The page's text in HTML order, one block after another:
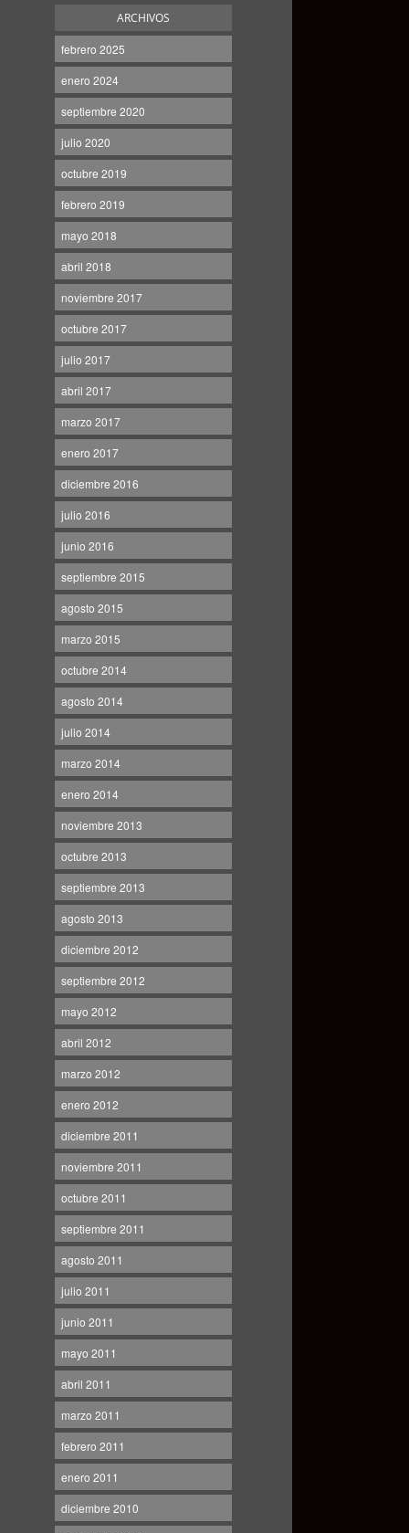
ARCHIVOS
febrero 2025
enero 2024
septiembre 2020
julio 2020
octubre 2019
febrero 2019
mayo 2018
abril 2018
noviembre 2017
octubre 2017
julio 2017
abril 2017
marzo 2017
enero 2017
diciembre 2016
julio 2016
junio 2016
septiembre 2015
agosto 2015
marzo 2015
octubre 2014
agosto 2014
julio 2014
marzo 2014
enero 2014
noviembre 2013
octubre 2013
septiembre 2013
agosto 2013
diciembre 2012
septiembre 2012
mayo 2012
abril 2012
marzo 2012
enero 2012
diciembre 2011
noviembre 2011
octubre 2011
septiembre 2011
agosto 2011
julio 2011
junio 2011
mayo 2011
abril 2011
marzo 2011
febrero 2011
enero 2011
diciembre 2010